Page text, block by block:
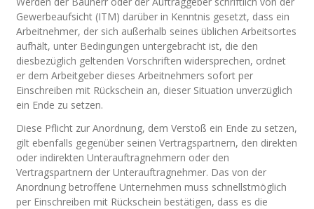
Gewerbeaufsicht (ITM) darüber in Kenntnis gesetzt, dass ein
Arbeitnehmer, der sich außerhalb seines üblichen Arbeitsortes
aufhält, unter Bedingungen untergebracht ist, die den
diesbezüglich geltenden Vorschriften widersprechen, ordnet
er dem Arbeitgeber dieses Arbeitnehmers sofort per
Einschreiben mit Rückschein an, dieser Situation unverzüglich
ein Ende zu setzen.
Diese Pflicht zur Anordnung, dem Verstoß ein Ende zu setzen,
gilt ebenfalls gegenüber seinen Vertragspartnern, den direkten
oder indirekten Unterauftragnehmern oder den
Vertragspartnern der Unterauftragnehmer. Das von der
Anordnung betroffene Unternehmen muss schnellstmöglich
per Einschreiben mit Rückschein bestätigen, dass es die